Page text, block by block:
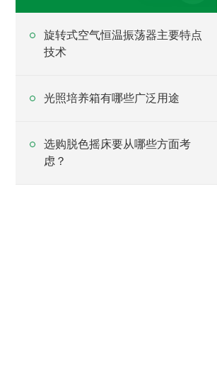
旋转式空气恒温振荡器主要特点
技术
光照培养箱有哪些广泛用途
选购脱色摇床要从哪些方面考
虑？